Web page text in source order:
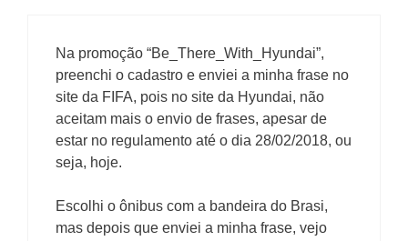
Na promoção “Be_There_With_Hyundai”,
preenchi o cadastro e enviei a minha frase no
site da FIFA, pois no site da Hyundai, não
aceitam mais o envio de frases, apesar de
estar no regulamento até o dia 28/02/2018, ou
seja, hoje.
Escolhi o ônibus com a bandeira do Brasi,
mas depois que enviei a minha frase, vejo